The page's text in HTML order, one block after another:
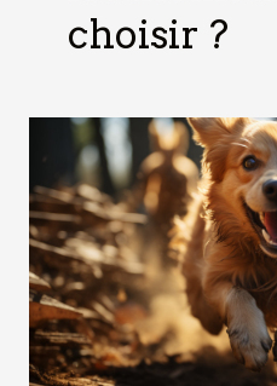
choisir ?